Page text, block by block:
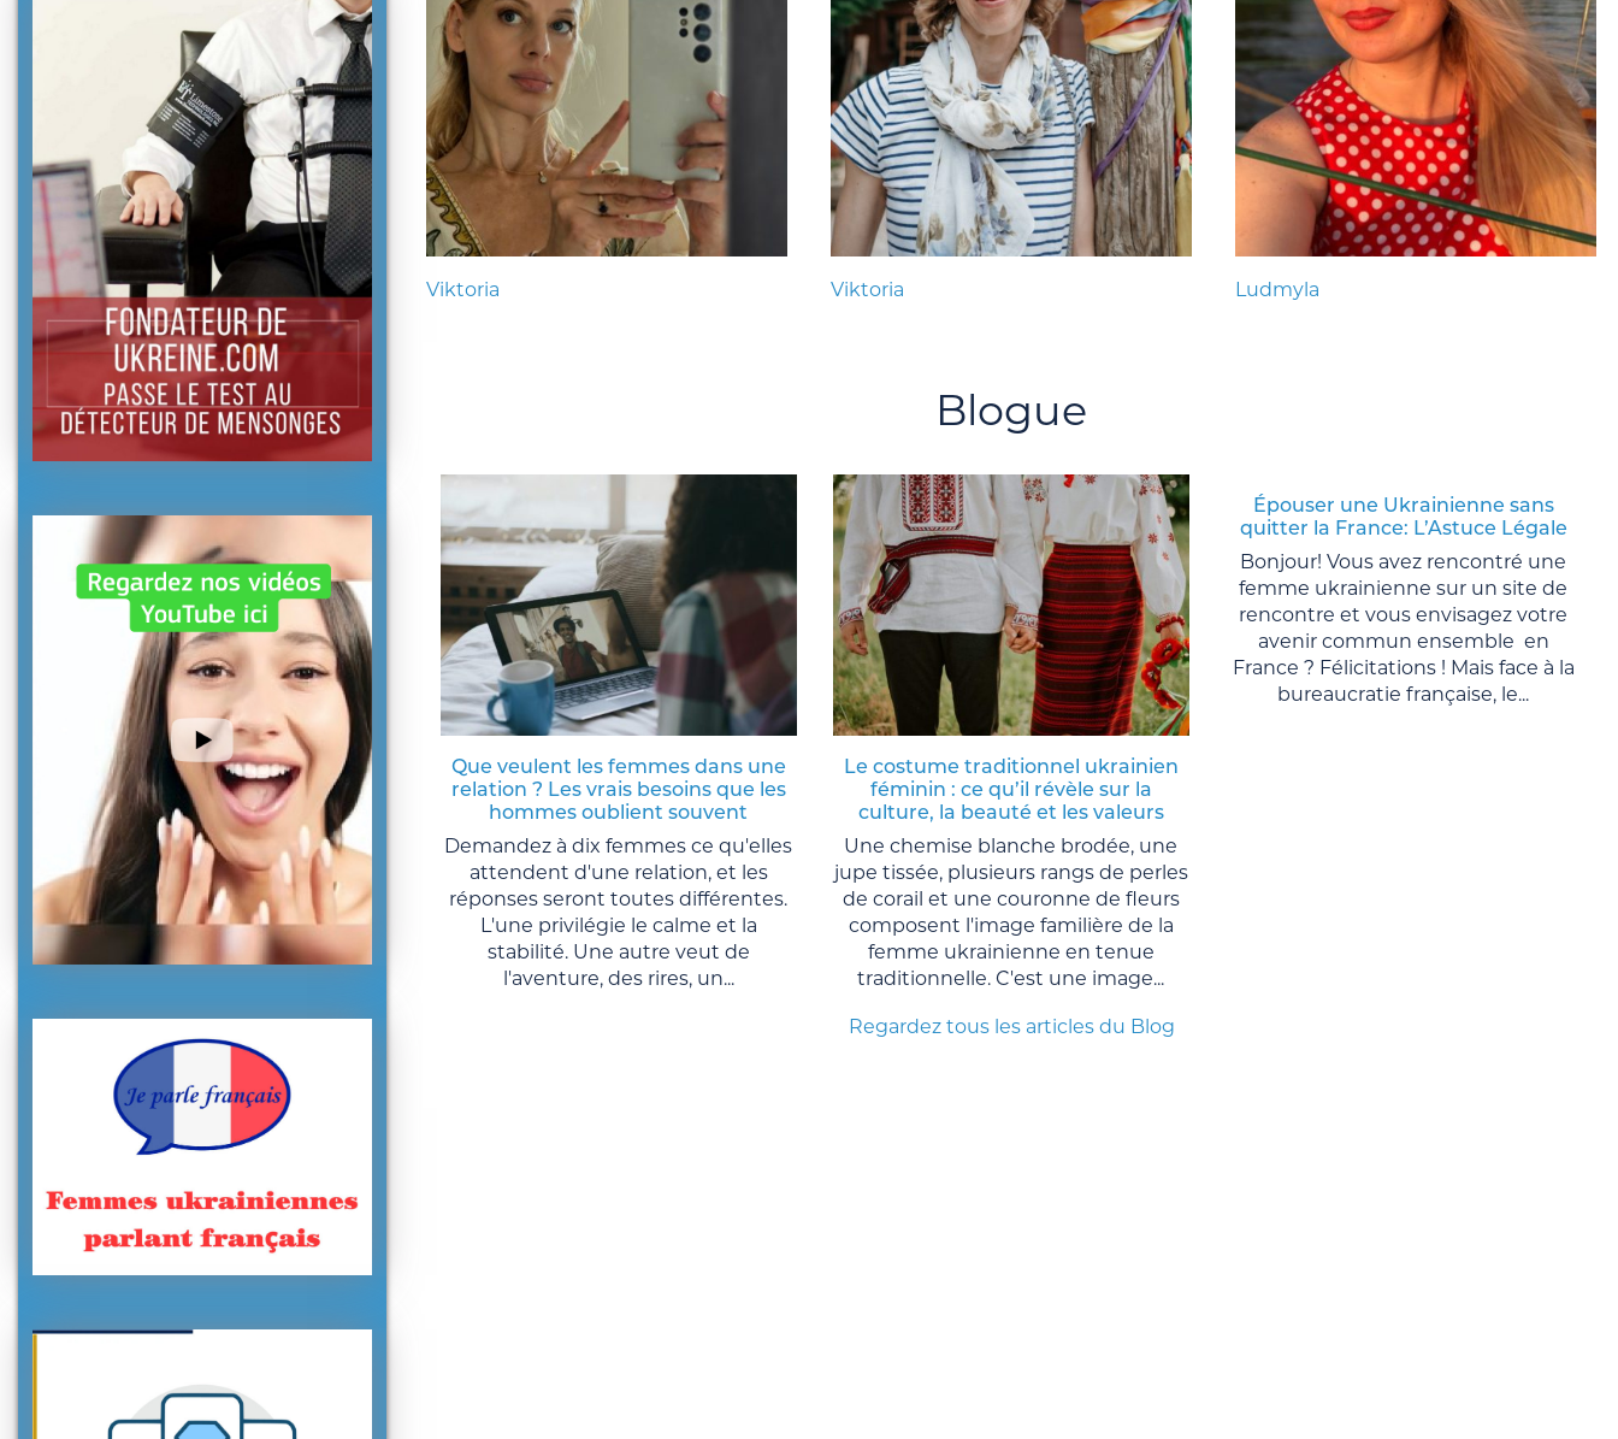
Viktoria Viktoria Ludmyla
Blogue
Que veulent les femmes dans une
relation ? Les vrais besoins que les
hommes oublient souvent
Demandez à dix femmes ce qu'elles
attendent d'une relation, et les
réponses seront toutes différentes.
L'une privilégie le calme et la
stabilité. Une autre veut de
l'aventure, des rires, un...
Le costume traditionnel ukrainien
féminin : ce qu’il révèle sur la
culture, la beauté et les valeurs
Une chemise blanche brodée, une
jupe tissée, plusieurs rangs de perles
de corail et une couronne de fleurs
composent l'image familière de la
femme ukrainienne en tenue
traditionnelle. C'est une image...
Épouser une Ukrainienne sans
quitter la France: L’Astuce Légale
Bonjour! Vous avez rencontré une
femme ukrainienne sur un site de
rencontre et vous envisagez votre
avenir commun ensemble en
France ? Félicitations ! Mais face à la
bureaucratie française, le...
Regardez tous les articles du Blog